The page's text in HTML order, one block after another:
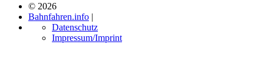
© 2026
Bahnfahren.info |
Datenschutz
Impressum/Imprint